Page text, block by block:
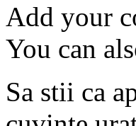
Add your
You can
Sa stii ca